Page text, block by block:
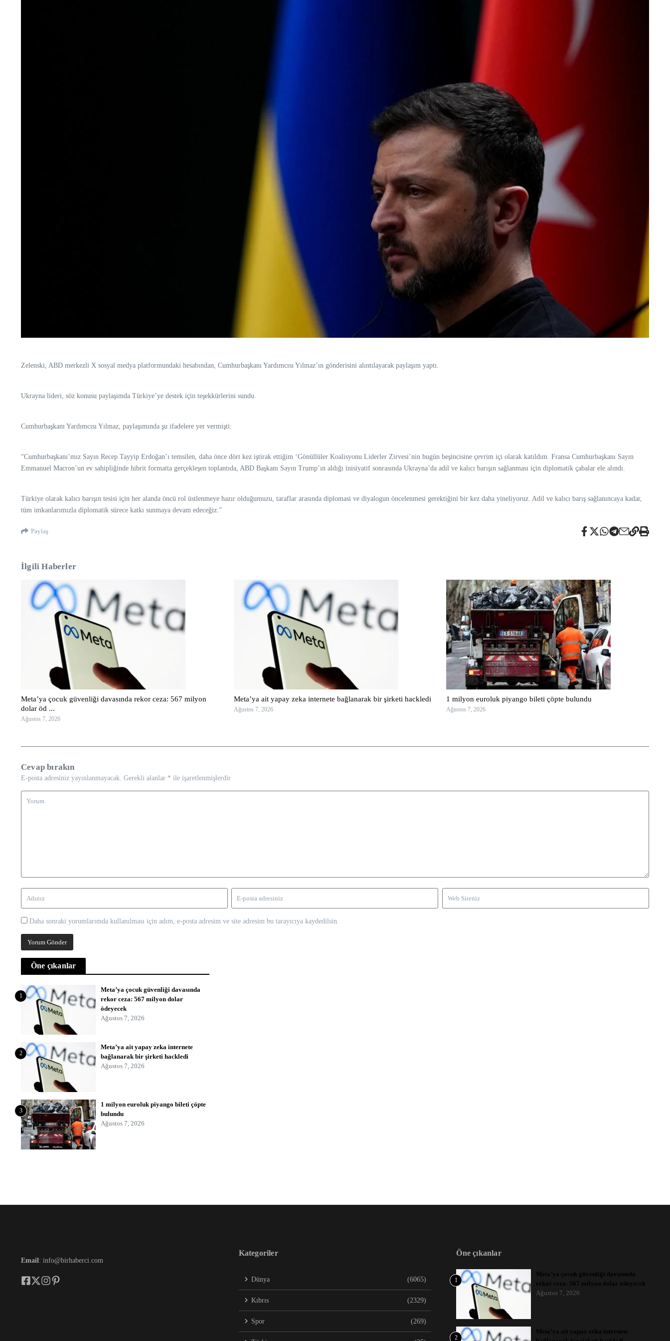
Zelenski, ABD merkezli X sosyal medya platformundaki hesabından, Cumhurbaşkanı Yardımcısı Yılmaz’ın gönderisini alıntılayarak paylaşım yaptı.
Ukrayna lideri, söz konusu paylaşımda Türkiye’ye destek için teşekkürlerini sundu.
Cumhurbaşkanı Yardımcısı Yılmaz, paylaşımında şu ifadelere yer vermişti:
“Cumhurbaşkanı’mız Sayın Recep Tayyip Erdoğan’ı temsilen, daha önce dört kez iştirak ettiğim ‘Gönüllüler Koalisyonu Liderler Zirvesi’nin bugün beşincisine çevrim içi olarak katıldım. Fransa Cumhurbaşkanı Sayın
Emmanuel Macron’un ev sahipliğinde hibrit formatta gerçekleşen toplantıda, ABD Başkanı Sayın Trump’ın aldığı inisiyatif sonrasında Ukrayna’da adil ve kalıcı barışın sağlanması için diplomatik çabalar ele alındı.
Türkiye olarak kalıcı barışın tesisi için her alanda öncü rol üstlenmeye hazır olduğumuzu, taraflar arasında diplomasi ve diyalogun öncelenmesi gerektiğini bir kez daha yineliyoruz. Adil ve kalıcı barış sağlanıncaya kadar,
tüm imkanlarımızla diplomatik sürece katkı sunmaya devam edeceğiz.”
Paylaş
İlgili Haberler
Meta’ya çocuk güvenliği davasında rekor ceza: 567 milyon
dolar öd ...
Ağustos 7, 2026
Meta’ya ait yapay zeka internete bağlanarak bir şirketi hackledi
Ağustos 7, 2026
1 milyon euroluk piyango bileti çöpte bulundu
Ağustos 7, 2026
Cevap bırakın
E-posta adresiniz yayınlanmayacak. Gerekli alanlar * ile işaretlenmişlerdir
Daha sonraki yorumlarımda kullanılması için adım, e-posta adresim ve site adresim bu tarayıcıya kaydedilsin.
Öne çıkanlar
1
Meta’ya çocuk güvenliği davasında
rekor ceza: 567 milyon dolar
ödeyecek
Ağustos 7, 2026
2
Meta’ya ait yapay zeka internete
bağlanarak bir şirketi hackledi
Ağustos 7, 2026
3
1 milyon euroluk piyango bileti çöpte
bulundu
Ağustos 7, 2026
Email : info@birhaberci.com
Kategoriler
Dünya (6065)
Kıbrıs (2329)
Spor (269)
Öne çıkanlar
1
Meta’ya çocuk güvenliği davasında
rekor ceza: 567 milyon dolar ödeyecek
Ağustos 7, 2026
2
Meta’ya ait yapay zeka internete